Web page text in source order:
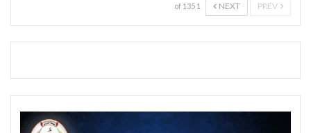
NEXT
1 of 135